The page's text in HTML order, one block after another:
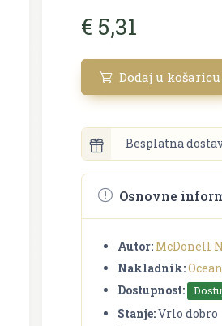
€ 5,31
Dodaj u košaricu
Besplatna
Osnovne
Autor: McDonell
Nakladnik:
Dostupnost:
Stanje:Vrlo dobro